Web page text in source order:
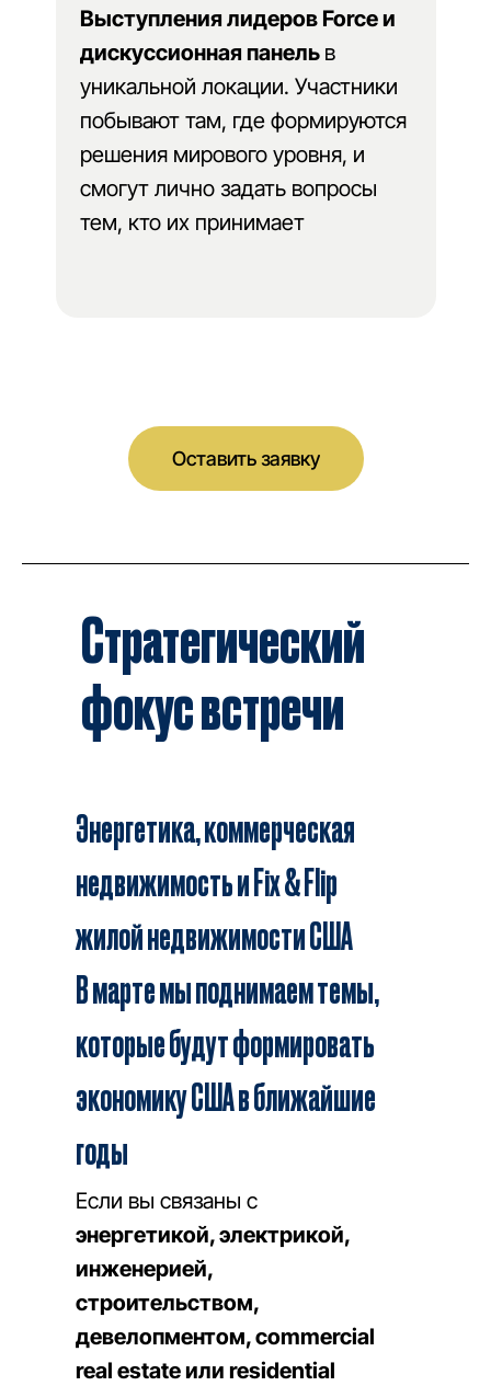
Выступления лидеров Force и
дискуссионная панель в
уникальной локации. Участники
побывают там, где формируются
решения мирового уровня, и
смогут лично задать вопросы
тем, кто их принимает
Оставить заявку
Стратегический
фокус встречи
Если вы связаны с
энергетикой, электрикой,
инженерией,
строительством,
девелопментом, commercial
real estate или residential
Энергетика, коммерческая
недвижимость и Fix & Flip
жилой недвижимости США
В марте мы поднимаем темы,
которые будут формировать
экономику США в ближайшие
годы